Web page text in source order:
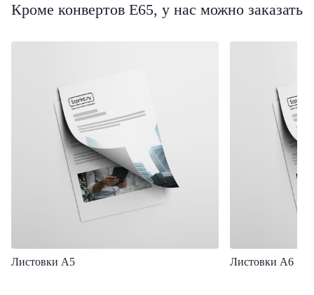
Кроме конвертов Е65, у нас можно заказать
Листовки А5 Листовки А6